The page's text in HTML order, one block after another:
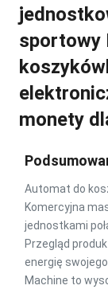
sportowy
monety
Automat do
Komercyjna
jednostkami
Przegląd
energię
Machine to